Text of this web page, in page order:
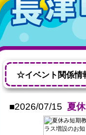
☆イベント関係情
■2026/07/15 夏